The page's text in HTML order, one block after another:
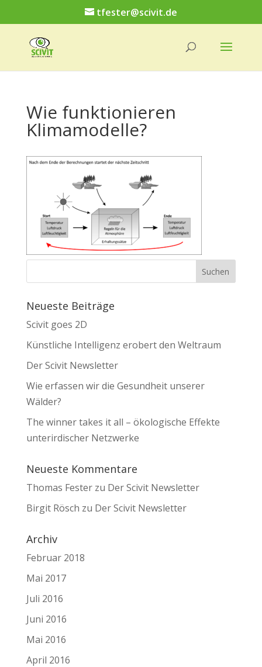
tfester@scivit.de
Wie funktionieren
Klimamodelle?
Neueste Beiträge
Scivit goes 2D
Künstliche Intelligenz erobert den Weltraum
Der Scivit Newsletter
Wie erfassen wir die Gesundheit unserer
Wälder?
The winner takes it all – ökologische Effekte
unterirdischer Netzwerke
Neueste Kommentare
Thomas Festerzu Der Scivit Newsletter
Birgit Rösch zu Der Scivit Newsletter
Archiv
Februar 2018
Mai 2017
Juli 2016
Juni 2016
Mai 2016
April 2016